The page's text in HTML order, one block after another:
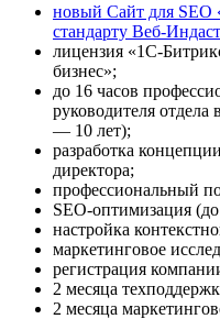
новый Сайт для
стандарту Веб-
лицензия «1С-
бизнес»;
до 16 часов
руководителя отдела
— 10 лет);
разработка
директора;
профессиональный
SEO-оптимизация
настройка
маркетинговое
регистрация
2 месяца
2 месяца